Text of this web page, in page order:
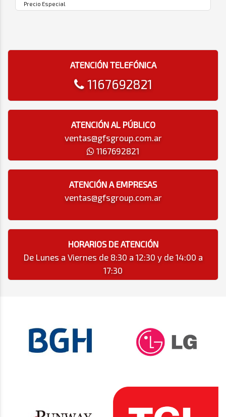
Precio Especial
ATENCIÓN TELEFÓNICA
1167692821
ATENCIÓN AL PÚBLICO
ventas@gfsgroup.com.ar
1167692821
ATENCIÓN A EMPRESAS
ventas@gfsgroup.com.ar
HORARIOS DE ATENCIÓN
De Lunes a Viernes de 8:30 a 12:30 y de 14:00 a
17:30